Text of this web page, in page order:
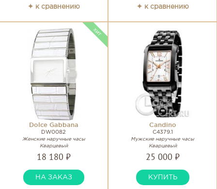
✦ к сравнению ✦ к сравнению
Dolce Gabbana
DW0082
Женские наручные часы
Кварцевый
18 180 ₽
НА ЗАКАЗ
Candino
C4379.1
Мужские наручные часы
Кварцевый
25 000 ₽
КУПИТЬ